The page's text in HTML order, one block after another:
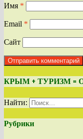
Имя *
Email *
Сайт
КРЫМ + ТУРИЗМ =
Найти:
Рубрики